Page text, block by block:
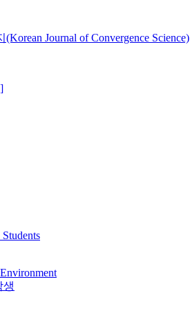
Journal of Convergence Science)
생